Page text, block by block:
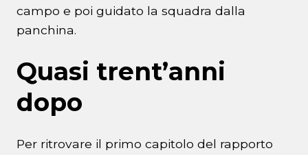
campo e poi guidato la squadra dalla
panchina.
Quasi trent’anni
dopo
Per ritrovare il primo capitolo del rapporto